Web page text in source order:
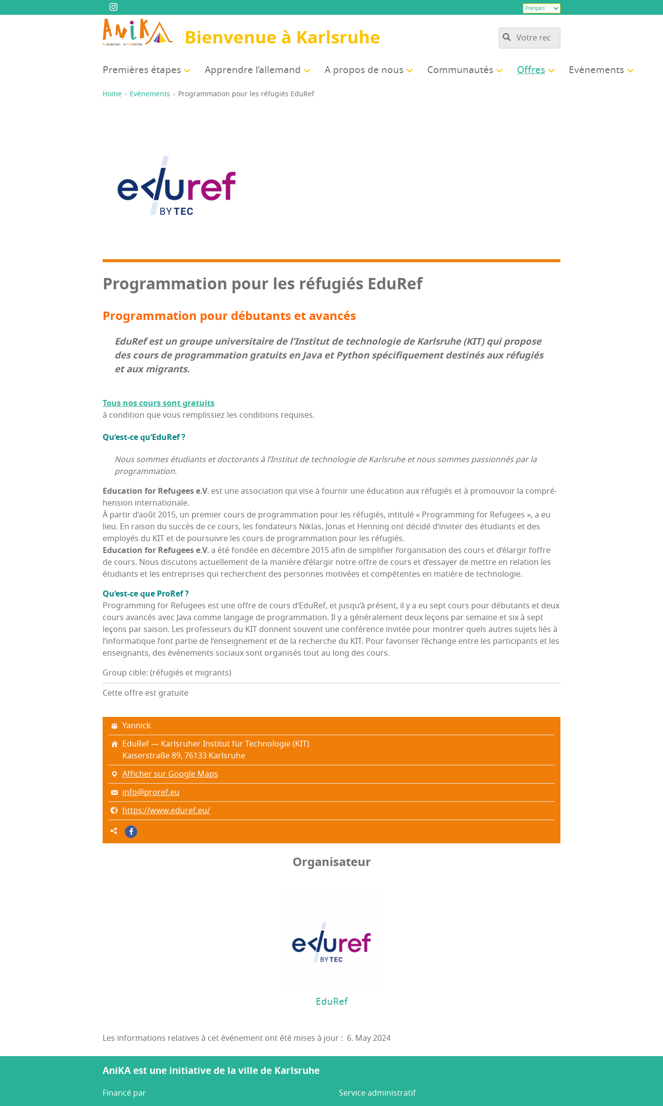
Bienvenue à Karlsruhe
Pre­mières étapes Apprendre l’allemand A pro­pos de nous Com­mu­nau­tés Offres Evè­ne­ments
Home Evènements Pro­gram­ma­tion pour les réfu­giés EduRef
Pro­gram­ma­tion pour les réfu­giés EduRef
Pro­gram­ma­tion pour débu­tants et avancés
Edu­Ref est un groupe uni­ver­si­taire de l’Ins­ti­tut de tech­no­lo­gie de Karls­ruhe (KIT) qui pro­pose
des cours de pro­gram­ma­tion gra­tuits en Java et Python spé­ci­fi­que­ment des­ti­nés aux réfu­giés
et aux migrants.
Tous nos cours sont gratuits
à condi­tion que vous rem­plis­siez les condi­tions requises.
Qu’est-ce qu’E­du­Ref ?
Nous sommes étu­diants et doc­to­rants à l’Ins­ti­tut de tech­no­lo­gie de Karls­ruhe et nous sommes pas­sion­nés par la
programmation.
Edu­ca­tion for Refu­gees e.V. est une asso­cia­tion qui vise à four­nir une édu­ca­tion aux réfu­giés et à pro­mou­voir la com­pré­
hen­sion internationale.
À par­tir d’août 2015, un pre­mier cours de pro­gram­ma­tion pour les réfu­giés, inti­tu­lé « Pro­gram­ming for Refu­gees », a eu
lieu. En rai­son du suc­cès de ce cours, les fon­da­teurs Nik­las, Jonas et Hen­ning ont déci­dé d’in­vi­ter des étu­diants et des
employés du KIT et de pour­suivre les cours de pro­gram­ma­tion pour les réfugiés.
Edu­ca­tion for Refu­gees e.V. a été fon­dée en décembre 2015 afin de sim­pli­fier l’or­ga­ni­sa­tion des cours et d’é­lar­gir l’offre
de cours. Nous dis­cu­tons actuel­le­ment de la manière d’é­lar­gir notre offre de cours et d’es­sayer de mettre en rela­tion les
étu­diants et les entre­prises qui recherchent des per­sonnes moti­vées et com­pé­tentes en matière de technologie.
Qu’est-ce que ProRef ?
Pro­gram­ming for Refu­gees est une offre de cours d’E­du­Ref, et jus­qu’à pré­sent, il y a eu sept cours pour débu­tants et deux
cours avan­cés avec Java comme lan­gage de pro­gram­ma­tion. Il y a géné­ra­le­ment deux leçons par semaine et six à sept
leçons par sai­son. Les pro­fes­seurs du KIT donnent sou­vent une confé­rence invi­tée pour mon­trer quels autres sujets liés à
l’in­for­ma­tique font par­tie de l’en­sei­gne­ment et de la recherche du KIT. Pour favo­ri­ser l’é­change entre les par­ti­ci­pants et les
ensei­gnants, des évé­ne­ments sociaux sont orga­ni­sés tout au long des cours.
Group cible: (réfugiés et migrants)
Cette offre est gratuite
Yan­nick
Edu­Ref — Karls­ru­her Ins­ti­tut für Tech­no­lo­gie (KIT)
Kai­sers­traße 89, 76133 Karls­ruhe
Afficher sur Google Maps
info@proref.eu
https://www.eduref.eu/
Organisateur
EduRef
Les informations relatives à cet événement ont été mises à jour : 6. May 2024
AniKA est une initiative de la ville de Karlsruhe
Financé par Service administratif